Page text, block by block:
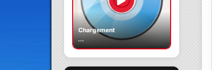
Chargement
...